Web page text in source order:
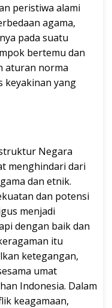
peristiwa alami
agama,
pada suatu
bertemu dan
aturan norma
keyakinan yang
Negara
menghindari dari
dan etnik.
dan potensi
menjadi
dengan baik dan
itu
ketegangan,
umat
Indonesia. Dalam
keagamaan,